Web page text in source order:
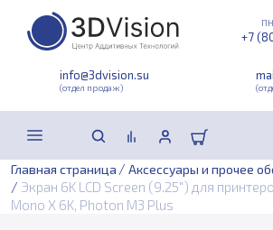
info@3dvision.su
(отдел продаж)
+7
Главная страница / Аксессуары и прочее
/ Экран 6K LCD Screen (9.25") для
Mono X 6K, Photon M3 Plus